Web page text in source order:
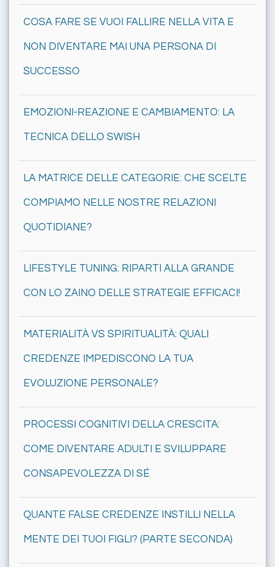
COSA FARE SE VUOI FALLIRE NELLA VITA E
NON DIVENTARE MAI UNA PERSONA DI
SUCCESSO
EMOZIONI-REAZIONE E CAMBIAMENTO: LA
TECNICA DELLO SWISH
LA MATRICE DELLE CATEGORIE: CHE SCELTE
COMPIAMO NELLE NOSTRE RELAZIONI
QUOTIDIANE?
LIFESTYLE TUNING: RIPARTI ALLA GRANDE
CON LO ZAINO DELLE STRATEGIE EFFICACI!
MATERIALITÀ VS SPIRITUALITÀ: QUALI
CREDENZE IMPEDISCONO LA TUA
EVOLUZIONE PERSONALE?
PROCESSI COGNITIVI DELLA CRESCITA:
COME DIVENTARE ADULTI E SVILUPPARE
CONSAPEVOLEZZA DI SÉ
QUANTE FALSE CREDENZE INSTILLI NELLA
MENTE DEI TUOI FIGLI? (PARTE SECONDA)